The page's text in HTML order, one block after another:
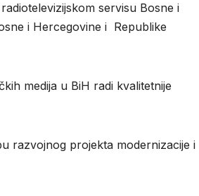
servisu Bosne i
i Hercegovine i Republike
medija u BiH radi kvalitetnije
razvojnog projekta modernizacije i